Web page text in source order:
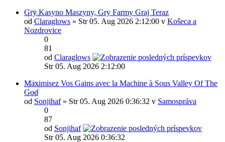
Gry Kasyno Maszyny, Gry Farmy Graj Teraz
odClaraglows » Str 05. Aug 2026 2:12:00 v Košeca a
Nozdrovice
0
81
od Claraglows
Str 05. Aug 2026 2:12:00
Maximisez Vos Gains avec la Machine à Sous Valley Of The
God
od Sonjihaf» Str 05. Aug 2026 0:36:32 v Samospráva
0
87
od Sonjihaf
Str 05. Aug 2026 0:36:32